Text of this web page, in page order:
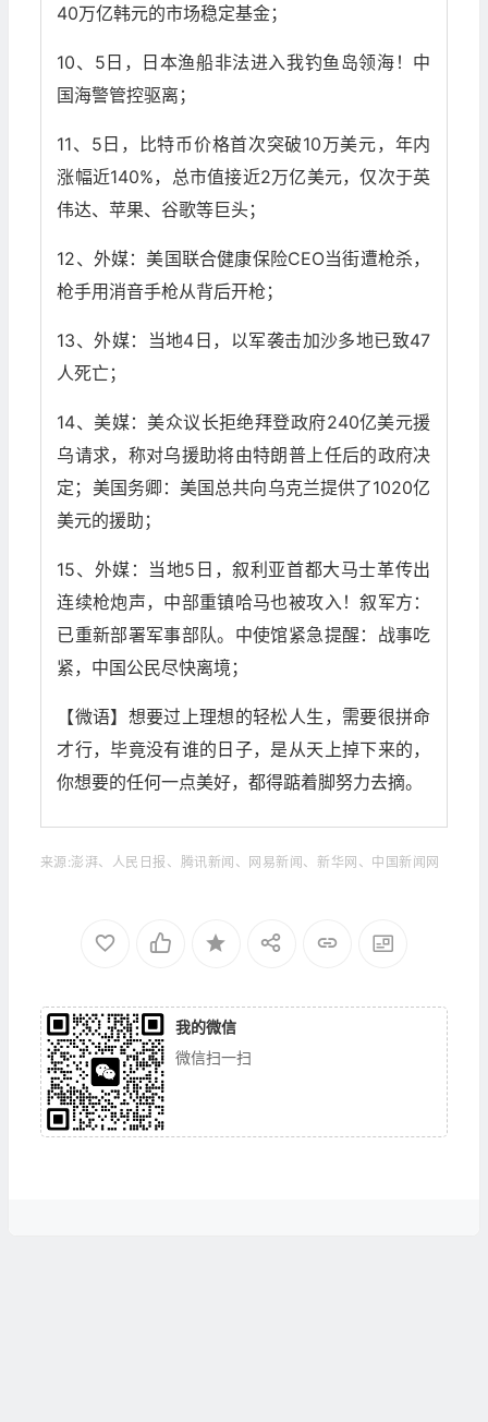
40万亿韩元的市场稳定基金；
10、5日，日本渔船非法进入我钓鱼岛领海！中
国海警管控驱离；
11、5日，比特币价格首次突破10万美元，年内
涨幅近140%，总市值接近2万亿美元，仅次于英
伟达、苹果、谷歌等巨头；
12、外媒：美国联合健康保险CEO当街遭枪杀，
枪手用消音手枪从背后开枪；
13、外媒：当地4日，以军袭击加沙多地已致47
人死亡；
14、美媒：美众议长拒绝拜登政府240亿美元援
乌请求，称对乌援助将由特朗普上任后的政府决
定；美国务卿：美国总共向乌克兰提供了1020亿
美元的援助；
15、外媒：当地5日，叙利亚首都大马士革传出
连续枪炮声，中部重镇哈马也被攻入！叙军方：
已重新部署军事部队。中使馆紧急提醒：战事吃
紧，中国公民尽快离境；
【微语】想要过上理想的轻松人生，需要很拼命
才行，毕竟没有谁的日子，是从天上掉下来的，
你想要的任何一点美好，都得踮着脚努力去摘。
来源:澎湃、人民日报、腾讯新闻、网易新闻、新华网、中国新闻网
我的微信
微信扫一扫